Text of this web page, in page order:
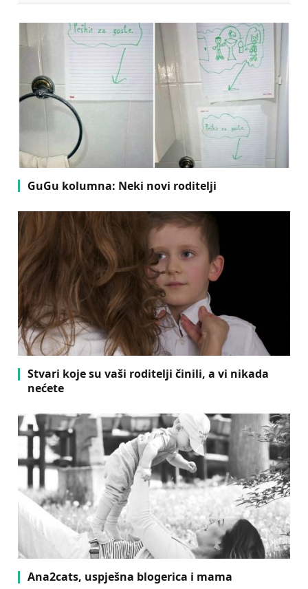
GuGu kolumna: Neki novi roditelji
Stvari koje su vaši roditelji činili, a vi nikada
nećete
Ana2cats, uspješna blogerica i mama